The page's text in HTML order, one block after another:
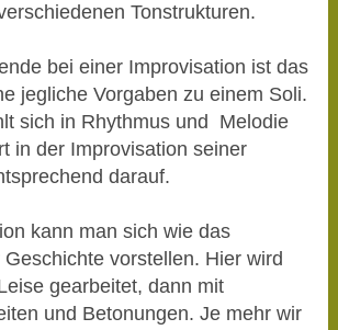
Tonstrukturen.
bei einer Improvisation ist das
jegliche Vorgaben zu einem Soli.
sich in Rhythmus und Melodie
in der Improvisation seiner
darauf.
kann man sich wie das
vorstellen. Hier wird
gearbeitet, dann mit
und Betonungen. Je mehr wir